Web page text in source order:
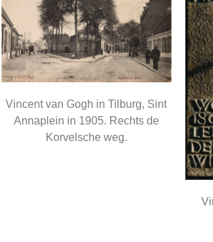
Vincent van Gogh in Tilburg, Sint
Annaplein in 1905. Rechts de
Korvelsche weg.